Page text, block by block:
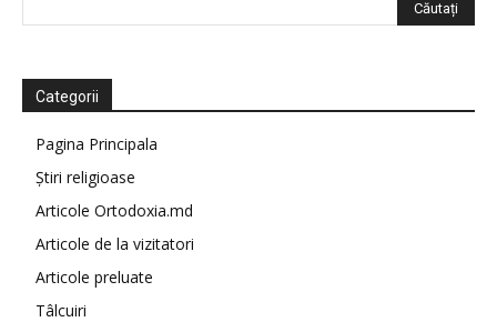
Categorii
Pagina Principala
Știri religioase
Articole Ortodoxia.md
Articole de la vizitatori
Articole preluate
Tâlcuiri